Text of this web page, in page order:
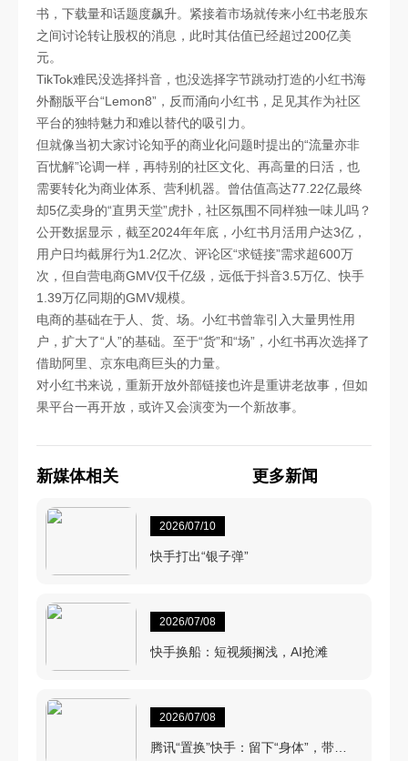
书，下载量和话题度飙升。紧接着市场就传来小红书老股东
之间讨论转让股权的消息，此时其估值已经超过200亿美
元。
TikTok难民没选择抖音，也没选择字节跳动打造的小红书海
外翻版平台“Lemon8”，反而涌向小红书，足见其作为社区
平台的独特魅力和难以替代的吸引力。
但就像当初大家讨论知乎的商业化问题时提出的“流量亦非
百忧解”论调一样，再特别的社区文化、再高量的日活，也
需要转化为商业体系、营利机器。曾估值高达77.22亿最终
却5亿卖身的“直男天堂”虎扑，社区氛围不同样独一味儿吗？
公开数据显示，截至2024年年底，小红书月活用户达3亿，
用户日均截屏行为1.2亿次、评论区“求链接”需求超600万
次，但自营电商GMV仅千亿级，远低于抖音3.5万亿、快手
1.39万亿同期的GMV规模。
电商的基础在于人、货、场。小红书曾靠引入大量男性用
户，扩大了“人”的基础。至于“货”和“场”，小红书再次选择了
借助阿里、京东电商巨头的力量。
对小红书来说，重新开放外部链接也许是重讲老故事，但如
果平台一再开放，或许又会演变为一个新故事。
新媒体相关 更多新闻
2026/07/10
快手打出“银子弹”
2026/07/08
快手换船：短视频搁浅，AI抢滩
2026/07/08
腾讯“置换”快手：留下“身体”，带